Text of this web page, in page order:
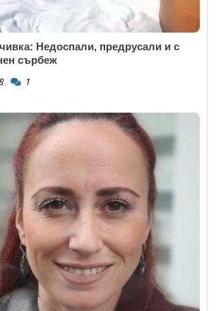
Недоспали, предрусали и с
сърбеж
1